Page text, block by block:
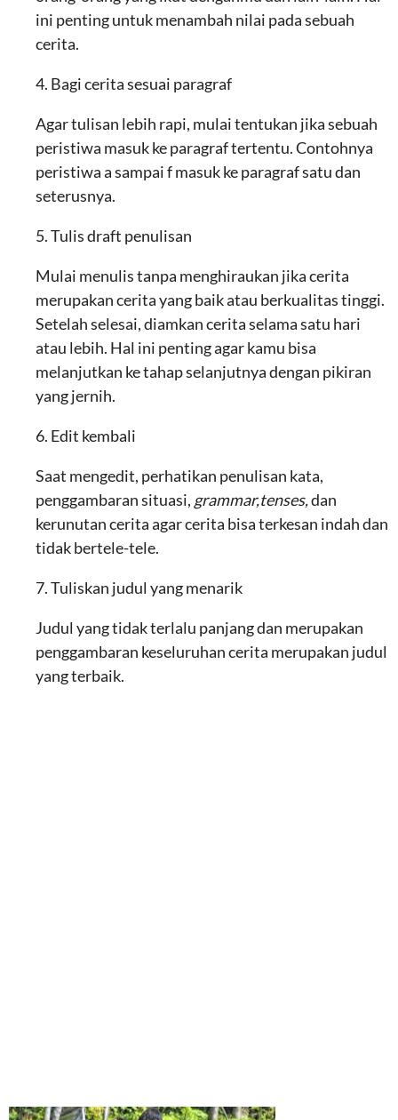
ini penting untuk menambah nilai pada sebuah
cerita.
4. Bagi cerita sesuai paragraf
Agar tulisan lebih rapi, mulai tentukan jika sebuah
peristiwa masuk ke paragraf tertentu. Contohnya
peristiwa a sampai f masuk ke paragraf satu dan
seterusnya.
5. Tulis draft penulisan
Mulai menulis tanpa menghiraukan jika cerita
merupakan cerita yang baik atau berkualitas tinggi.
Setelah selesai, diamkan cerita selama satu hari
atau lebih. Hal ini penting agar kamu bisa
melanjutkan ke tahap selanjutnya dengan pikiran
yang jernih.
6. Edit kembali
Saat mengedit, perhatikan penulisan kata,
penggambaran situasi, grammar,tenses,dan
kerunutan cerita agar cerita bisa terkesan indah dan
tidak bertele-tele.
7. Tuliskan judul yang menarik
Judul yang tidak terlalu panjang dan merupakan
penggambaran keseluruhan cerita merupakan judul
yang terbaik.